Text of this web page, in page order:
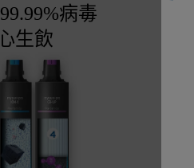
病毒
生飲